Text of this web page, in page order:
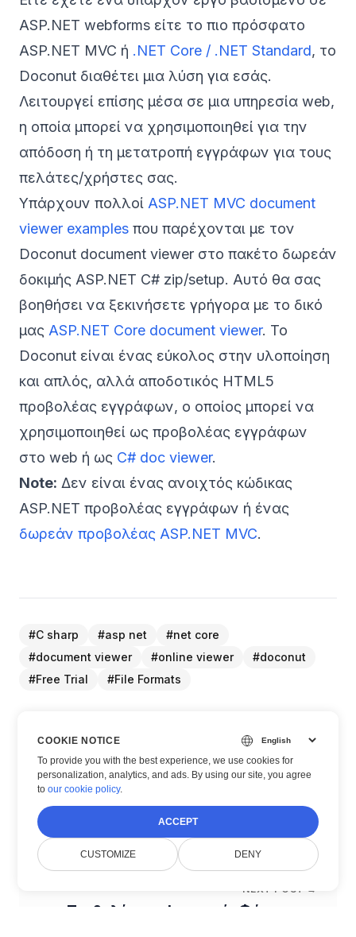
ASP.NET webforms είτε το πιο πρόσφατο
ASP.NET MVC ή .NET Core / .NET Standard, το
Doconut διαθέτει μια λύση για εσάς.
Λειτουργεί επίσης μέσα σε μια υπηρεσία web,
η οποία μπορεί να χρησιμοποιηθεί για την
απόδοση ή τη μετατροπή εγγράφων για τους
πελάτες/χρήστες σας.
Υπάρχουν πολλοί ASP.NET MVC document
viewer examples που παρέχονται με τον
Doconut document viewer στο πακέτο δωρεάν
δοκιμής ASP.NET C# zip/setup. Αυτό θα σας
βοηθήσει να ξεκινήσετε γρήγορα με το δικό
μας ASP.NET Core document viewer. Το
Doconut είναι ένας εύκολος στην υλοποίηση
και απλός, αλλά αποδοτικός HTML5
προβολέας εγγράφων, ο οποίος μπορεί να
χρησιμοποιηθεί ως προβολέας εγγράφων
στο web ή ως C# doc viewer.
Note: Δεν είναι ένας ανοιχτός κώδικας
ASP.NET προβολέας εγγράφων ή ένας
δωρεάν προβολέας ASP.NET MVC.
#C sharp #asp net #net core
#document viewer #online viewer #doconut
#Free Trial #File Formats
← PREVIOUS POST
Καλώς ήρθατε στο Blog του Doconut
NEXT POST →
Προβολέας με Ισορροπία Φόρτου και
COOKIE NOTICE
To provide you with the best experience, we use cookies for
personalization, analytics, and ads. By using our site, you agree
toour cookie policy.
ACCEPT
CUSTOMIZE DENY